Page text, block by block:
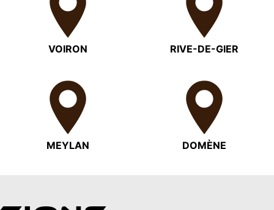
VOIRON RIVE-DE-GIER
MEYLAN DOMÈNE